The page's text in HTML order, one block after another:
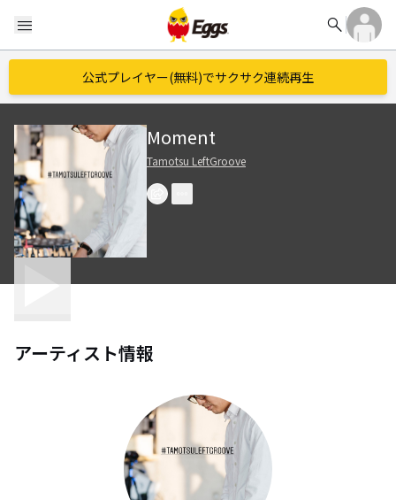
menu search
公式プレイヤー(無料)でサクサク連続再生
Moment
Tamotsu LeftGroove
アーティスト情報